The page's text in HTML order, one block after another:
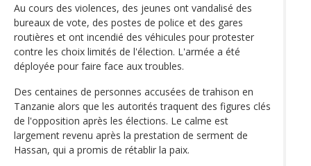
Au cours des violences, des jeunes ont vandalisé des
bureaux de vote, des postes de police et des gares
routières et ont incendié des véhicules pour protester
contre les choix limités de l'élection. L'armée a été
déployée pour faire face aux troubles.
Des centaines de personnes accusées de trahison en
Tanzanie alors que les autorités traquent des figures clés
de l'opposition après les élections. Le calme est
largement revenu après la prestation de serment de
Hassan, qui a promis de rétablir la paix.